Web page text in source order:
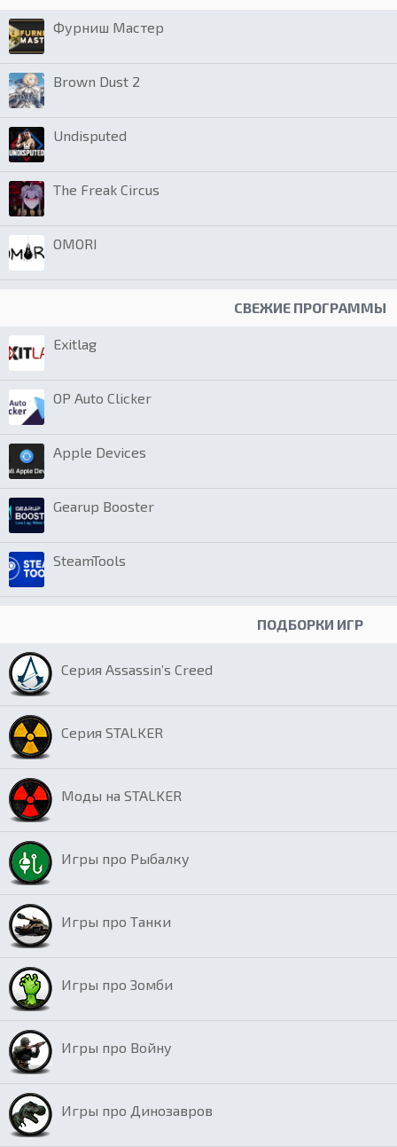
Фурниш Мастер
Brown Dust 2
Undisputed
The Freak Circus
OMORI
СВЕЖИЕ ПРОГРАММЫ
Exitlag
OP Auto Clicker
Apple Devices
Gearup Booster
SteamTools
ПОДБОРКИ ИГР
Серия Assassin’s Creed
Серия STALKER
Моды на STALKER
Игры про Рыбалку
Игры про Танки
Игры про Зомби
Игры про Войну
Игры про Динозавров